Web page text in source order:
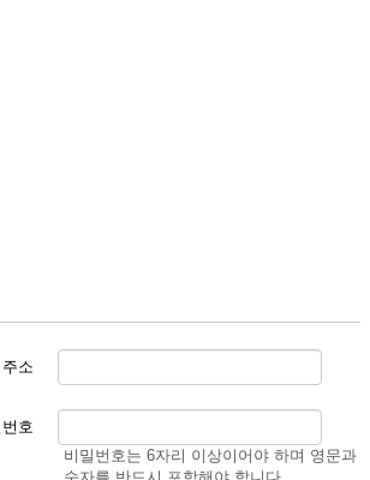
소
호
비밀번호는 6자리 이상이어야 하며 영문과